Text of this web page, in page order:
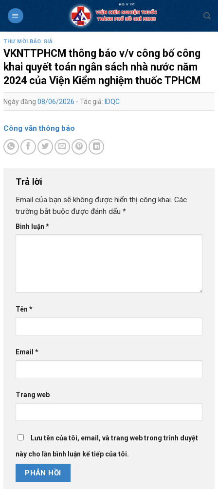
THƯ MỜI BÁO GIÁ
VKNTTPHCM thông báo v/v công bố công
khai quyết toán ngân sách nhà nước năm
2024 của Viện Kiểm nghiệm thuốc TPHCM
Ngày đăng 08/06/2026 - Tác giả: IDQC
Công văn thông báo
Trả lời
Email của bạn sẽ không được hiển thị công khai. Các
trường bắt buộc được đánh dấu *
Bình luận *
Tên *
Email *
Trang web
Lưu tên của tôi, email, và trang web trong trình duyệt
này cho lần bình luận kế tiếp của tôi.